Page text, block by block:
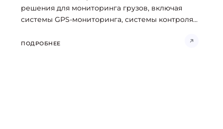
решения для мониторинга грузов, включая
системы GPS-мониторинга, системы контроля...
ПОДРОБНЕЕ